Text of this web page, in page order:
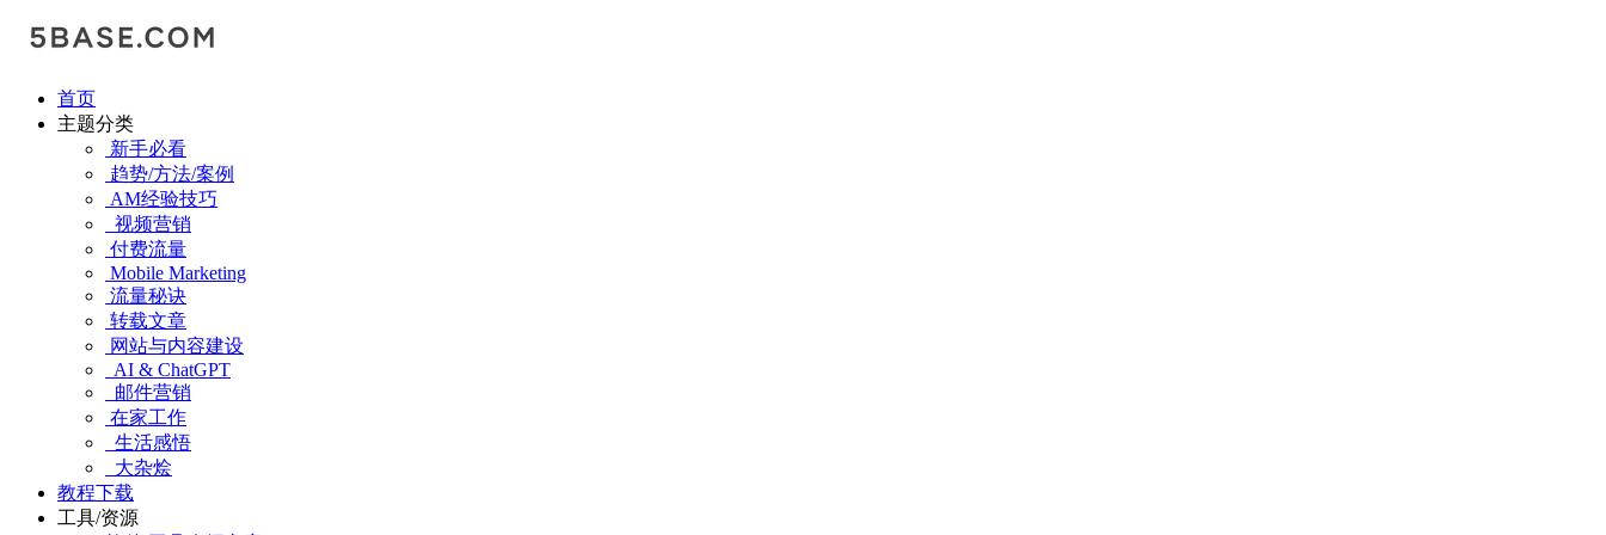
首页
主题分类
新手必看
趋势/方法/案例
AM经验技巧
视频营销
付费流量
Mobile Marketing
流量秘诀
转载文章
网站与内容建设
AI & ChatGPT
邮件营销
在家工作
生活感悟
大杂烩
教程下载
工具/资源